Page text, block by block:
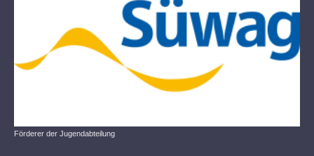
Förderer der Jugendabteilung